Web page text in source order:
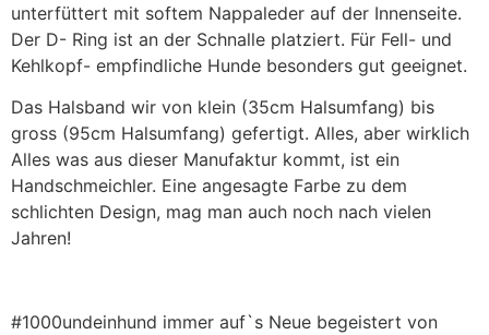
unterfüttert mit softem Nappaleder auf der Innenseite.
Der D- Ring ist an der Schnalle platziert. Für Fell- und
Kehlkopf- empfindliche Hunde besonders gut geeignet.
Das Halsband wir von klein (35cm Halsumfang) bis
gross (95cm Halsumfang) gefertigt. Alles, aber wirklich
Alles was aus dieser Manufaktur kommt, ist ein
Handschmeichler. Eine angesagte Farbe zu dem
schlichten Design, mag man auch noch nach vielen
Jahren!
#1000undeinhund immer auf`s Neue begeistert von